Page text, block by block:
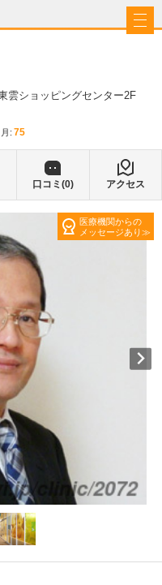
雲ショッピングセンター2F
: 75
口コミ(0) アクセス
医療機関からの
メッセージあり